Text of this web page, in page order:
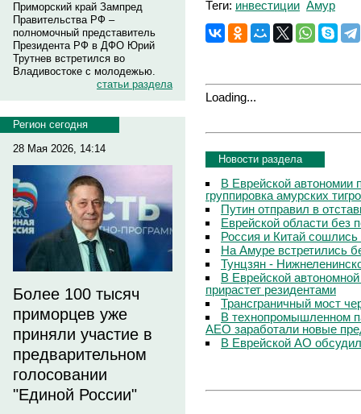
Приморский край Зампред
Правительства РФ –
полномочный представитель
Президента РФ в ДФО Юрий
Трутнев встретился во
Владивостоке с молодежью.
статьи раздела
Регион сегодня
28 Мая 2026, 14:14
Более 100 тысяч
приморцев уже
приняли участие в
предварительном
голосовании
"Единой России"
Теги: инвестиции Амур
Loading...
Новости раздела
В Еврейской автономии
группировка амурских
Путин отправил в
Еврейской области без
Россия и Китай сошлись
На Амуре встретились
Тунцзян -
В Еврейской
прирастет резидентами
Трансграничный мост
В технопромышленном
АЕО заработали новые
В Еврейской АО